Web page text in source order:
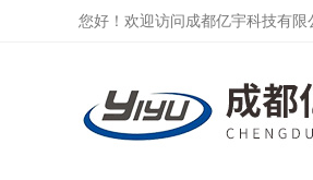
您好！欢迎访问成都亿宇科技有限